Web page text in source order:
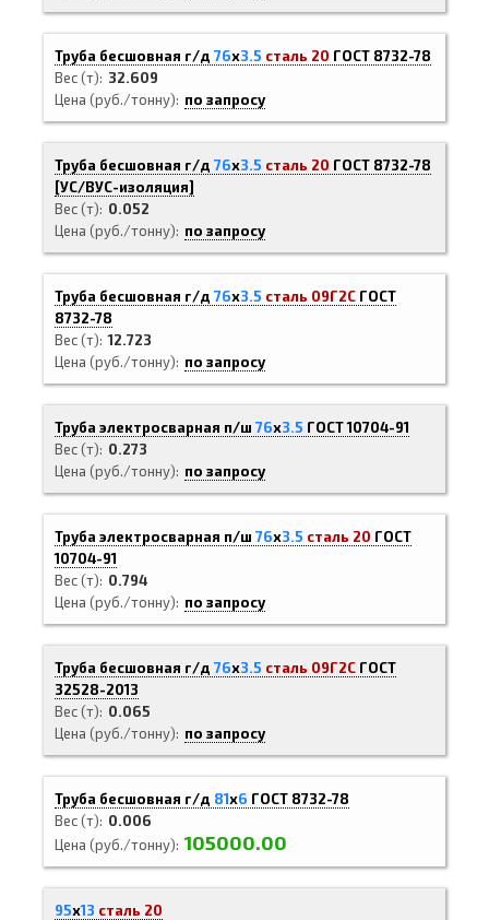
Труба бесшовная г/д 76х3.5 сталь 20 ГОСТ 8732-78
Вес (т)
32.609
Цена (руб./тонну)
по запросу
Труба бесшовная г/д 76х3.5 сталь 20 ГОСТ 8732-78
[УС/ВУС-изоляция]
Вес (т)
0.052
Цена (руб./тонну)
по запросу
Труба бесшовная г/д 76х3.5 сталь 09Г2С ГОСТ
8732-78
Вес (т) 12.723
Цена (руб./тонну)
по запросу
Труба электросварная п/ш 76х3.5 ГОСТ 10704-91
Вес (т)
0.273
Цена (руб./тонну)
по запросу
Труба электросварная п/ш 76х3.5 сталь 20 ГОСТ
10704-91
Вес (т)
0.794
Цена (руб./тонну)
по запросу
Труба бесшовная г/д 76х3.5 сталь 09Г2С ГОСТ
32528-2013
Вес (т)
0.065
Цена (руб./тонну)
по запросу
Труба бесшовная г/д 81х6 ГОСТ 8732-78
Вес (т)
0.006
Цена (руб./тонну) 105000.00
95х13 сталь 20